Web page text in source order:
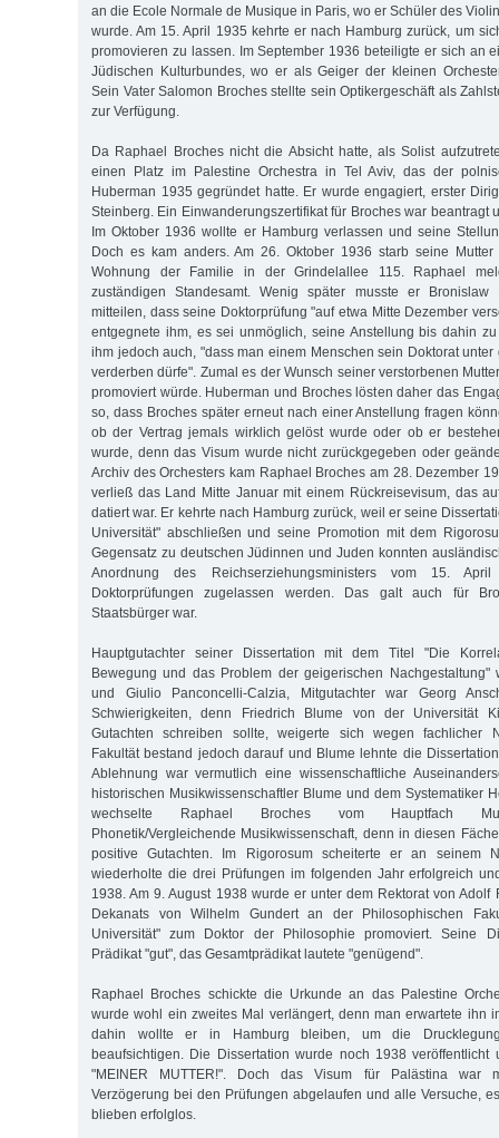
an die Ecole Normale de Musique in Paris, wo er Schüler des
wurde. Am 15. April 1935 kehrte er nach Hamburg zurück, um
promovieren zu lassen. Im September 1936 beteiligte er sich an
Jüdischen Kulturbundes, wo er als Geiger der kleinen
Sein Vater Salomon Broches stellte sein Optikergeschäft als
zur Verfügung.
Da Raphael Broches nicht die Absicht hatte, als Solist
einen Platz im Palestine Orchestra in Tel Aviv, das der
Huberman 1935 gegründet hatte. Er wurde engagiert, erster
Steinberg. Ein Einwanderungszertifikat für Broches war beantragt
Im Oktober 1936 wollte er Hamburg verlassen und seine
Doch es kam anders. Am 26. Oktober 1936 starb seine
Wohnung der Familie in der Grindelallee 115. Raphael
zuständigen Standesamt. Wenig später musste er Bronislaw
mitteilen, dass seine Doktorprüfung "auf etwa Mitte Dezember
entgegnete ihm, es sei unmöglich, seine Anstellung bis dahin
ihm jedoch auch, "dass man einem Menschen sein Doktorat
verderben dürfe". Zumal es der Wunsch seiner verstorbenen
promoviert würde. Huberman und Broches lösten daher das
so, dass Broches später erneut nach einer Anstellung fragen
ob der Vertrag jemals wirklich gelöst wurde oder ob er
wurde, denn das Visum wurde nicht zurückgegeben oder
Archiv des Orchesters kam Raphael Broches am 28. Dezember
verließ das Land Mitte Januar mit einem Rückreisevisum, das
datiert war. Er kehrte nach Hamburg zurück, weil er seine
Universität" abschließen und seine Promotion mit dem
Gegensatz zu deutschen Jüdinnen und Juden konnten
Anordnung des Reichserziehungsministers vom 15.
Doktorprüfungen zugelassen werden. Das galt auch für
Staatsbürger war.
Hauptgutachter seiner Dissertation mit dem Titel "Die
Bewegung und das Problem der geigerischen Nachgestaltung"
und Giulio Panconcelli-Calzia, Mitgutachter war Georg
Schwierigkeiten, denn Friedrich Blume von der Universität
Gutachten schreiben sollte, weigerte sich wegen fachlicher
Fakultät bestand jedoch darauf und Blume lehnte die
Ablehnung war vermutlich eine wissenschaftliche
historischen Musikwissenschaftler Blume und dem Systematiker
wechselte Raphael Broches vom Hauptfach
Phonetik/Vergleichende Musikwissenschaft, denn in diesen
positive Gutachten. Im Rigorosum scheiterte er an seinem
wiederholte die drei Prüfungen im folgenden Jahr erfolgreich
1938. Am 9. August 1938 wurde er unter dem Rektorat von
Dekanats von Wilhelm Gundert an der Philosophischen
Universität" zum Doktor der Philosophie promoviert. Seine
Prädikat "gut", das Gesamtprädikat lautete "genügend".
Raphael Broches schickte die Urkunde an das Palestine
wurde wohl ein zweites Mal verlängert, denn man erwartete ihn
dahin wollte er in Hamburg bleiben, um die
beaufsichtigen. Die Dissertation wurde noch 1938 veröffentlicht
"MEINER MUTTER!". Doch das Visum für Palästina war
Verzögerung bei den Prüfungen abgelaufen und alle Versuche,
blieben erfolglos.